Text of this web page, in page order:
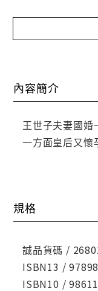
內容簡介
王世子夫妻國
一方面皇后又懷
規格
誠品貨碼 /
ISBN13 /
ISBN10 /